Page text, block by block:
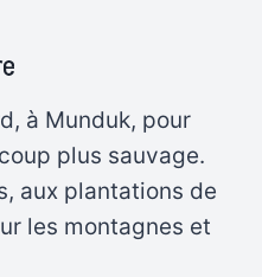
à Munduk, pour
plus sauvage.
aux plantations de
les montagnes et